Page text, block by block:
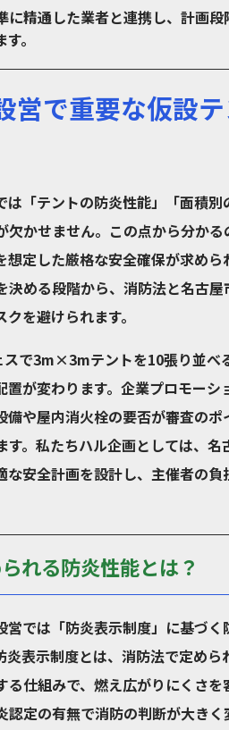
精通した業者と連携し、計画
。
営で重要な仮設
「テントの防炎性能」「面積
かせません。この点から分か
定した厳格な安全確保が求めら
める段階から、消防法と名古
を避けられます。
で3m×3mテントを10張り並べ
が変わります。企業プロモー
や屋内消火栓の要否が審査の
。私たちハル企画としては、
安全計画を設計し、主催者の
れる防炎性能とは？
では「防炎表示制度」に基づ
表示制度とは、消防法で定め
仕組みで、燃え広がりにくさ
定の有無で消防の判断が大き